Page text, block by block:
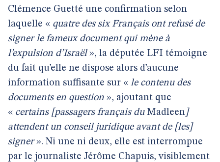
Clémence Guetté une confirmation selon
laquelle « quatre des six Français ont refusé de
signer le fameux document qui mène à
l’expulsion d’Israël», la députée LFI témoigne
du fait qu’elle ne dispose alors d’aucune
information suffisante sur « le contenu des
documents en question », ajoutant que
« certains [passagers français du Madleen]
attendent un conseil juridique avant de [les]
signer». Ni une ni deux, elle est interrompue
par le journaliste Jérôme Chapuis, visiblement